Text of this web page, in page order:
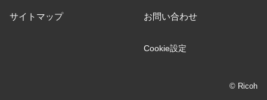
サイトマップ お問い合わせ
Cookie設定
© Ricoh